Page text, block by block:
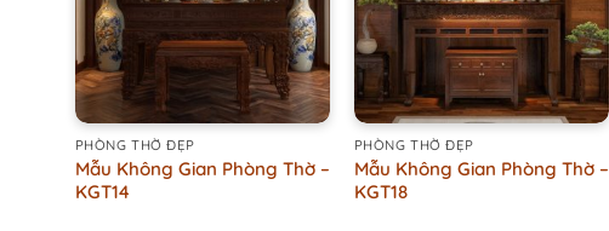
PHÒNG THỜ ĐẸP
Mẫu Không Gian Phòng Thờ –
KGT14
+
PHÒNG THỜ ĐẸP
Mẫu Không Gian Phòng Thờ –
KGT18